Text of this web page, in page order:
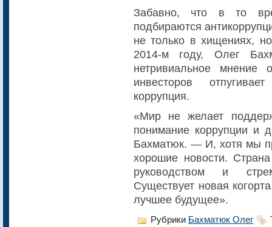
Забавно, что в то
подбираются
не только в хищениях,
2014-м году, Олег
нетривиальное
инвесторов
коррупция.
«Мир не желает
понимание коррупции и
Бахматюк. — И, хотя мы
хорошие новости.
руководством и
Существует новая
лучшее будущее».
Рубрики Бахматюк Олег